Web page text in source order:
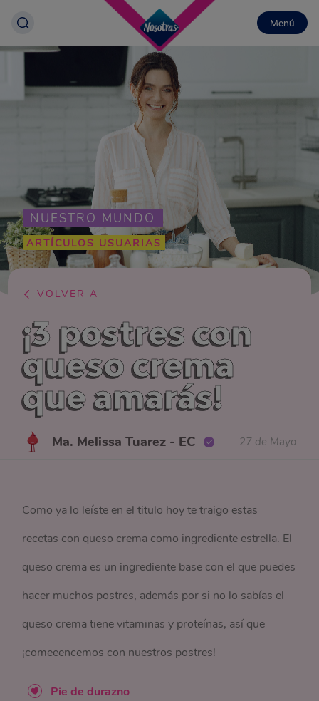
Menú
NUESTRO MUNDO
ARTÍCULOS USUARIAS
VOLVER A
¡3 postres con
queso crema
que amarás!
Ma. Melissa Tuarez - EC 27 de Mayo
Como ya lo leíste en el titulo hoy te traigo estas
recetas con queso crema como ingrediente estrella. El
queso crema es un ingrediente base con el que puedes
hacer muchos postres, además por si no lo sabías el
queso crema tiene vitaminas y proteínas, así que
¡comeeencemos con nuestros postres!
Pie de durazno